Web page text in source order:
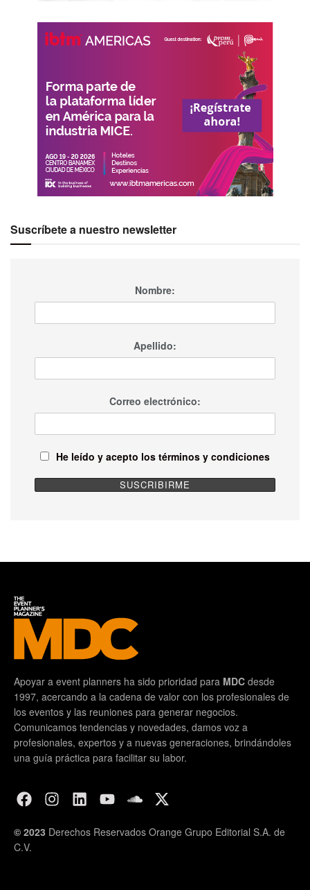
eventos a la ciudad de Monterrey y consolidar al destino
como una de las potencias más importantes de la
Etiquetas: AMPROFEC Destacados Monterrey
Suscríbete a nuestro newsletter
Nombre:
Apellido:
Correo electrónico:
He leído y acepto los términos y condiciones
Apoyar a event planners ha sido prioridad para MDC desde
1997, acercando a la cadena de valor con los profesionales de
los eventos y las reuniones para generar negocios.
Comunicamos tendencias y novedades, damos voz a
profesionales, expertos y a nuevas generaciones, brindándoles
una guía práctica para facilitar su labor.
© 2023 Derechos Reservados Orange Grupo Editorial S.A. de
C.V.